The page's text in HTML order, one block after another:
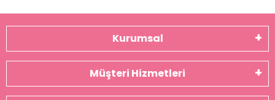
Kurumsal
Müşteri Hizmetleri